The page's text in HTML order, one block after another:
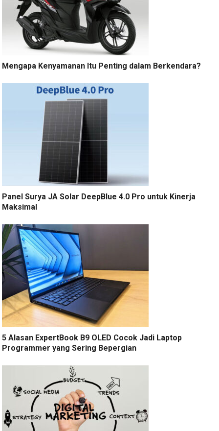
Mengapa Kenyamanan Itu Penting dalam Berkendara?
Panel Surya JA Solar DeepBlue 4.0 Pro untuk Kinerja
Maksimal
5 Alasan ExpertBook B9 OLED Cocok Jadi Laptop
Programmer yang Sering Bepergian